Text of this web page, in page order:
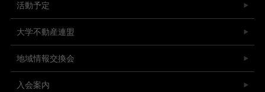
活動予定
大学不動産連盟
地域情報交換会
入会案内